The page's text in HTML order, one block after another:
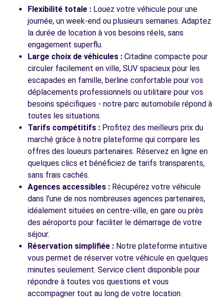
1 RUE DENIS PAPIN
JOUY LE MOUTIER, 95280
Voir l'agence
Voir toutes les agences
Flexibilité totale : Louez votre véhicule pour une
journée, un week-end ou plusieurs semaines. Adaptez
la durée de location à vos besoins réels, sans
engagement superflu.
Large choix de véhicules : Citadine compacte pour
circuler facilement en ville, SUV spacieux pour les
escapades en famille, berline confortable pour vos
déplacements professionnels ou utilitaire pour vos
besoins spécifiques - notre parc automobile répond à
toutes les situations.
Tarifs compétitifs : Profitez des meilleurs prix du
marché grâce à notre plateforme qui compare les
offres des loueurs partenaires. Réservez en ligne en
quelques clics et bénéficiez de tarifs transparents,
sans frais cachés.
Agences accessibles : Récupérez votre véhicule
dans l'une de nos nombreuses agences partenaires,
idéalement situées en centre-ville, en gare ou près
des aéroports pour faciliter le démarrage de votre
séjour.
Réservation simplifiée : Notre plateforme intuitive
vous permet de réserver votre véhicule en quelques
minutes seulement. Service client disponible pour
répondre à toutes vos questions et vous
accompagner tout au long de votre location.